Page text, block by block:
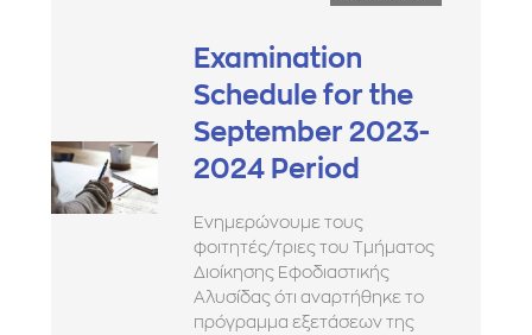
Examination
Schedule for the
September 2023-
2024 Period
Ενημερώνουμε τους
φοιτητές/τριες του Τμήματος
Διοίκησης Εφοδιαστικής
Αλυσίδας ότι αναρτήθηκε το
πρόγραμμα εξετάσεων της